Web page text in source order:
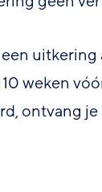
uitkering
weken
ontvang